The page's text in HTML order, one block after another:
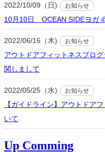
2022/10/09（日) お知らせ
10月10日 OCEAN SIDEヨガ
2022/06/16（木) お知らせ
アウトドアフィットネスプロ
関しまして
2022/05/25（水) お知らせ
【ガイドライン】アウトドア
いて
Up Comming